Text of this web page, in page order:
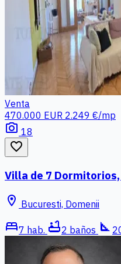
Venta
470.000 EUR 2.249 €/mp
photo_camera 18
favorite_border
Villa de 7
location_on Bucuresti, Domenii
bed7 hab. bathtub2 baños square_foot